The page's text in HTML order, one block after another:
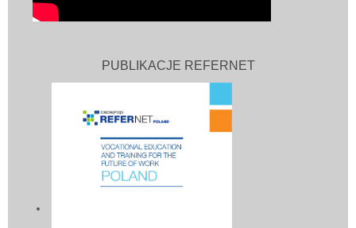
PUBLIKACJE REFERNET